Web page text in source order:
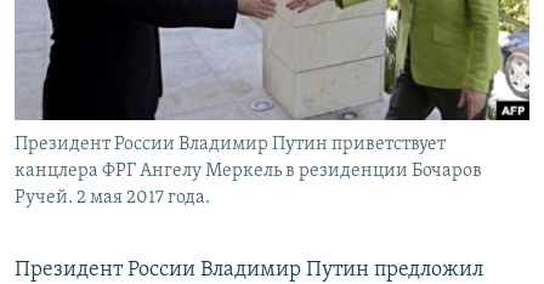
Президент России Владимир Путин приветствует
канцлера ФРГ Ангелу Меркель в резиденции Бочаров
Ручей. 2 мая 2017 года.
Президент России Владимир Путин предложил